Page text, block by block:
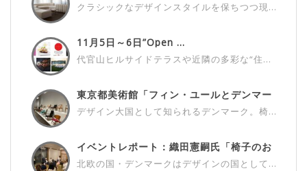
クラシックなデザインスタイルを保ちつつ現...
11月5日～6日”Open ...
代官山ヒルサイドテラスや近隣の多彩な“住...
東京都美術館「フィン・ユールとデンマー
ク...
デザイン大国として知られるデンマーク。椅...
イベントレポート：織田憲嗣氏「椅子のお
話...
北欧の国・デンマークはデザインの国として...